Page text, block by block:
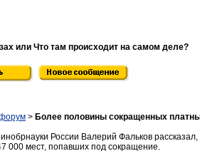
или Что там происходит на самом деле?
> Более половины сокращенных
России Валерий Фальков
000 мест, попавших под сокращение.